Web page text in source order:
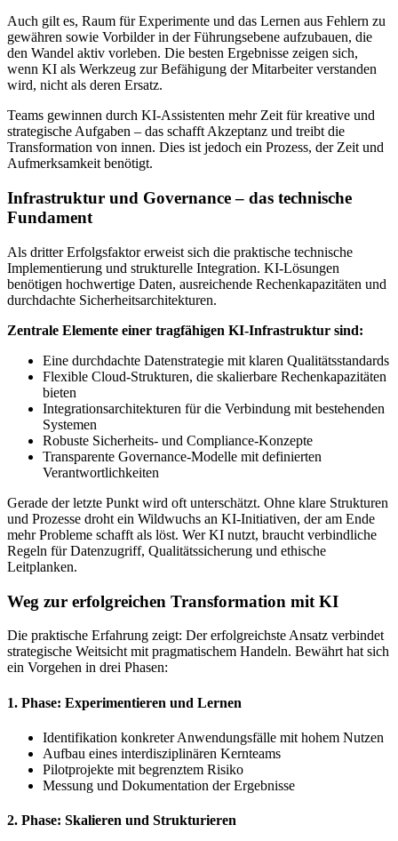
Auch gilt es, Raum für Experimente und das Lernen aus Fehlern zu
gewähren sowie Vorbilder in der Führungsebene aufzubauen, die
den Wandel aktiv vorleben. Die besten Ergebnisse zeigen sich,
wenn KI als Werkzeug zur Befähigung der Mitarbeiter verstanden
wird, nicht als deren Ersatz.
Teams gewinnen durch KI-Assistenten mehr Zeit für kreative und
strategische Aufgaben – das schafft Akzeptanz und treibt die
Transformation von innen. Dies ist jedoch ein Prozess, der Zeit und
Aufmerksamkeit benötigt.
Infrastruktur und Governance – das technische
Fundament
Als dritter Erfolgsfaktor erweist sich die praktische technische
Implementierung und strukturelle Integration. KI-Lösungen
benötigen hochwertige Daten, ausreichende Rechenkapazitäten und
durchdachte Sicherheitsarchitekturen.
Zentrale Elemente einer tragfähigen KI-Infrastruktur sind:
Eine durchdachte Datenstrategie mit klaren Qualitätsstandards
Flexible Cloud-Strukturen, die skalierbare Rechenkapazitäten
bieten
Integrationsarchitekturen für die Verbindung mit bestehenden
Systemen
Robuste Sicherheits- und Compliance-Konzepte
Transparente Governance-Modelle mit definierten
Verantwortlichkeiten
Gerade der letzte Punkt wird oft unterschätzt. Ohne klare Strukturen
und Prozesse droht ein Wildwuchs an KI-Initiativen, der am Ende
mehr Probleme schafft als löst. Wer KI nutzt, braucht verbindliche
Regeln für Datenzugriff, Qualitätssicherung und ethische
Leitplanken.
Weg zur erfolgreichen Transformation mit KI
Die praktische Erfahrung zeigt: Der erfolgreichste Ansatz verbindet
strategische Weitsicht mit pragmatischem Handeln. Bewährt hat sich
ein Vorgehen in drei Phasen:
1. Phase: Experimentieren und Lernen
Identifikation konkreter Anwendungsfälle mit hohem Nutzen
Aufbau eines interdisziplinären Kernteams
Pilotprojekte mit begrenztem Risiko
Messung und Dokumentation der Ergebnisse
2. Phase: Skalieren und Strukturieren